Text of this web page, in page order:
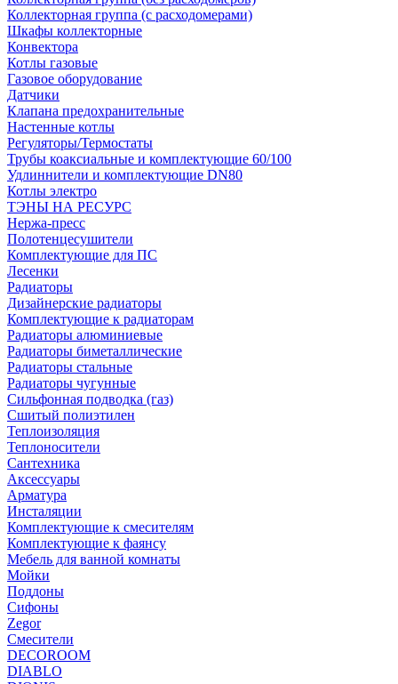
Коллекторная группа (с расходомерами)
Шкафы коллекторные
Конвектора
Котлы газовые
Газовое оборудование
Датчики
Клапана предохранительные
Настенные котлы
Регуляторы/Термостаты
Трубы коаксиальные и комплектующие 60/100
Удлиннители и комплектующие DN80
Котлы электро
ТЭНЫ НА РЕСУРС
Нержа-пресс
Полотенцесушители
Комплектующие для ПС
Лесенки
Радиаторы
Дизайнерские радиаторы
Комплектующие к радиаторам
Радиаторы алюминиевые
Радиаторы биметаллические
Радиаторы стальные
Радиаторы чугунные
Сильфонная подводка (газ)
Сшитый полиэтилен
Теплоизоляция
Теплоносители
Сантехника
Аксессуары
Арматура
Инсталяции
Комплектующие к смесителям
Комплектующие к фаянсу
Мебель для ванной комнаты
Мойки
Поддоны
Сифоны
Zegor
Смесители
DECOROOM
DIABLO